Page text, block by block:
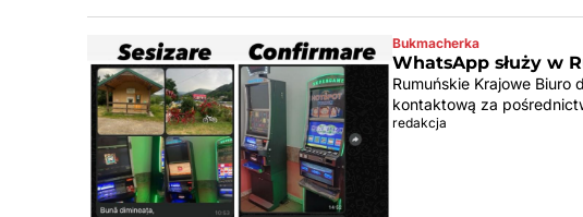
Bukmacherka
WhatsApp służy w
Rumuńskie Krajowe Biuro
kontaktową za
redakcja